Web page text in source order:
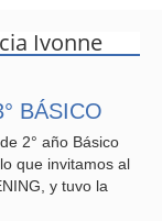
Ivonne
BÁSICO
2° año Básico
que invitamos al
y tuvo la